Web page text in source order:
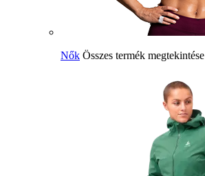
Nők Összes termék megtekintése